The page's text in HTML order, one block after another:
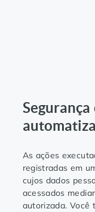
As ações
registradas em
cujos dados
acessados
autorizada. Você